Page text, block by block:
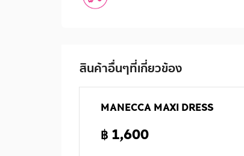
สินค้าอื่นๆที่เกี่ยวข้อง
MANECCA MAXI DRESS
฿ 1,600